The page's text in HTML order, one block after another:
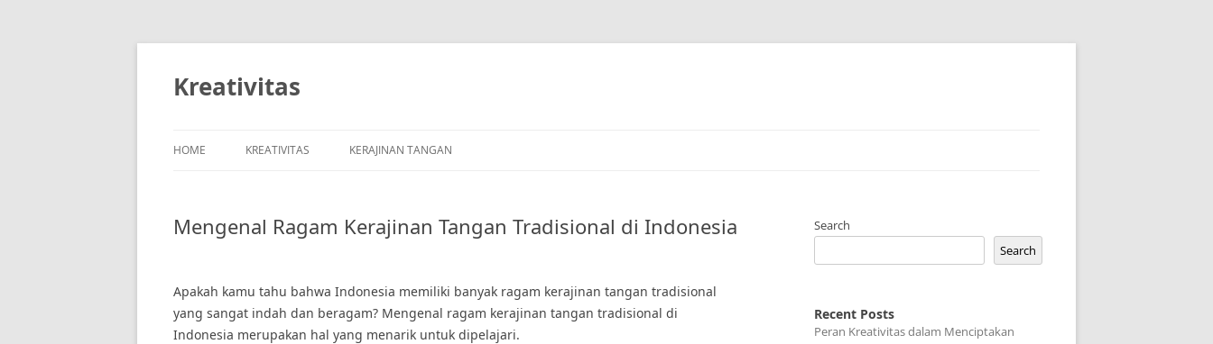
Skip
Kreativitas
HOME KREATIVITAS KERAJINAN TANGAN
Mengenal Ragam Kerajinan Tangan Tradisional di Indonesia
Apakah kamu tahu bahwa Indonesia memiliki banyak ragam kerajinan tangan tradisional
yang sangat indah dan beragam? Mengenal ragam kerajinan tangan tradisional di
Indonesia merupakan hal yang menarik untuk dipelajari.
Search
Search
Recent Posts
Peran Kreativitas dalam Menciptakan